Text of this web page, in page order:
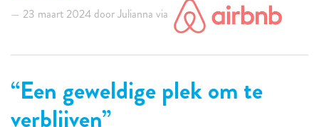
De veranda, tuin, comfortabel bed, gemakkelijke
toegang, en een heerlijk restaurant op een steenworp
afstand ... en natuurlijk de prachtige baai aan de
overkant van de weg ❤️
23 maart 2024 door Julianna via
Een geweldige plek om te
verblijven